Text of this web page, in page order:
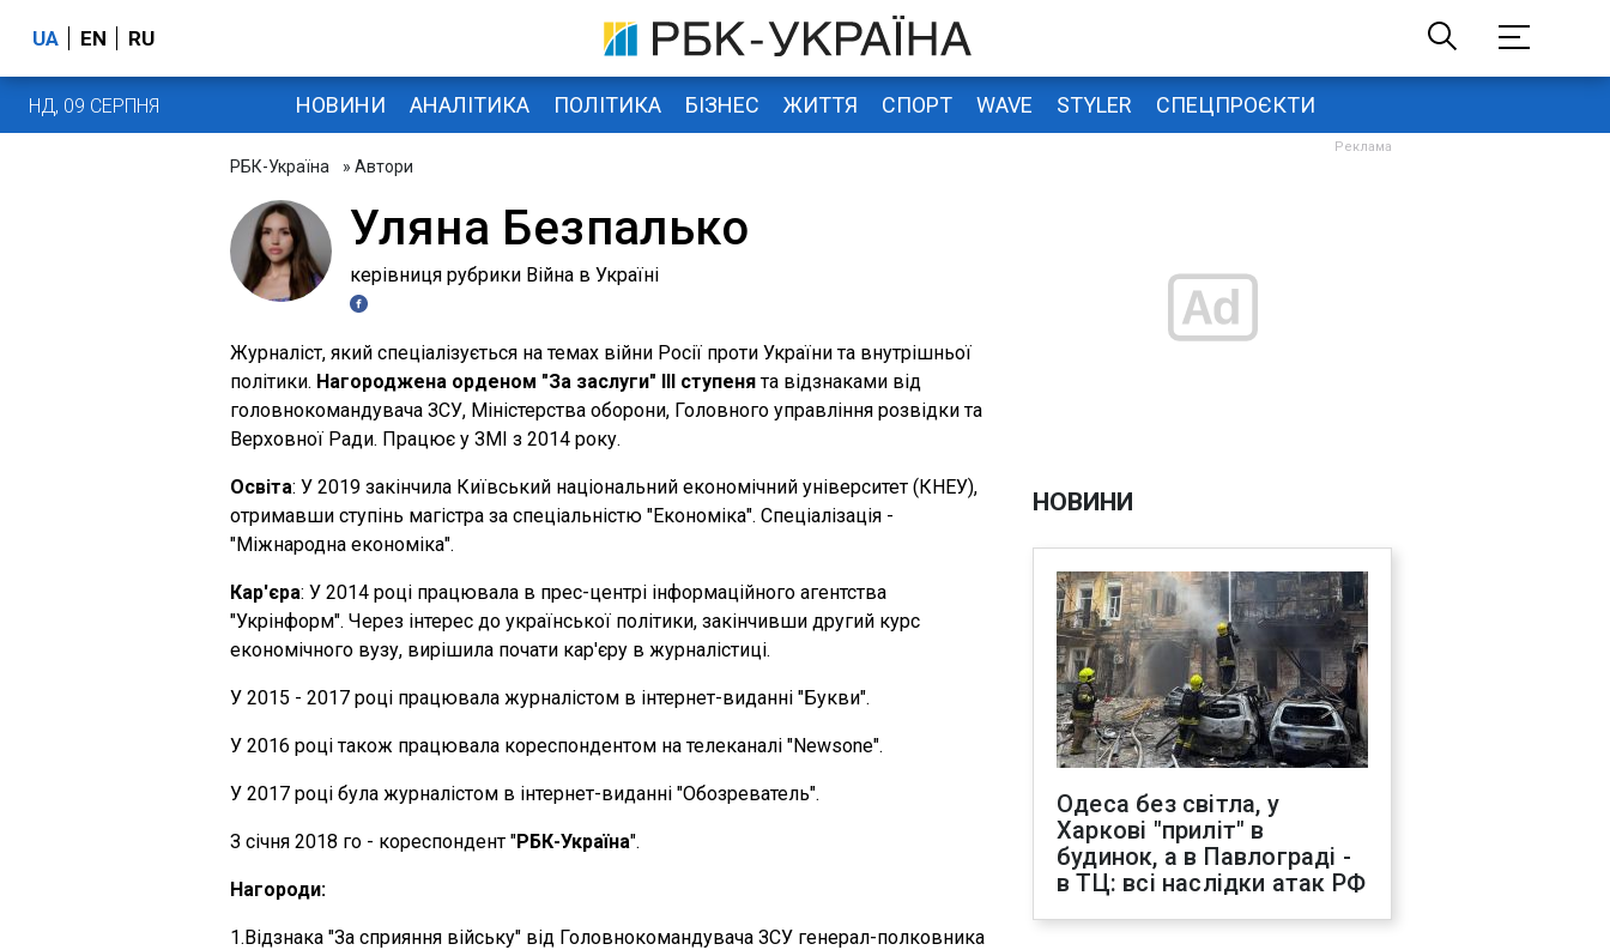
UA EN RU
НД, 09 СЕРПНЯ НОВИНИ АНАЛІТИКА ПОЛІТИКА БІЗНЕС ЖИТТЯ СПОРТ WAVE STYLER СПЕЦПРОЄКТИ
РБК-Україна » Автори
Уляна Безпалько
керівниця рубрики Війна в Україні
Журналіст, який спеціалізується на темах війни Росії проти України та внутрішньої
політики. Нагороджена орденом "За заслуги" ІІІ ступенята відзнаками від
головнокомандувача ЗСУ, Міністерства оборони, Головного управління розвідки та
Верховної Ради. Працює у ЗМІ з 2014 року.
Освіта: У 2019 закінчила Київський національний економічний університет (КНЕУ),
отримавши ступінь магістра за спеціальністю "Економіка". Спеціалізація -
"Міжнародна економіка".
Кар'єра: У 2014 році працювала в прес-центрі інформаційного агентства
"Укрінформ". Через інтерес до української політики, закінчивши другий курс
економічного вузу, вирішила почати кар'єру в журналістиці.
У 2015 - 2017 році працювала журналістом в інтернет-виданні "Букви".
У 2016 році також працювала кореспондентом на телеканалі "Newsone".
У 2017 році була журналістом в інтернет-виданні "Обозреватель".
З січня 2018 го - кореспондент "РБК-Україна".
Нагороди:
1.Відзнака "За сприяння війську" від Головнокомандувача ЗСУ генерал-полковника
НОВИНИ
Одеса без світла, у
Харкові "приліт" в
будинок, а в Павлограді -
в ТЦ: всі наслідки атак РФ